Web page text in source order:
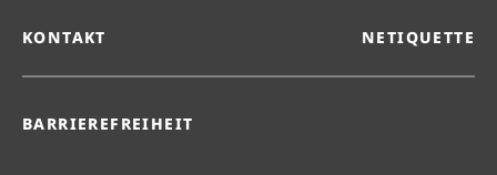
KONTAKT NETIQUETTE
BARRIEREFREIHEIT